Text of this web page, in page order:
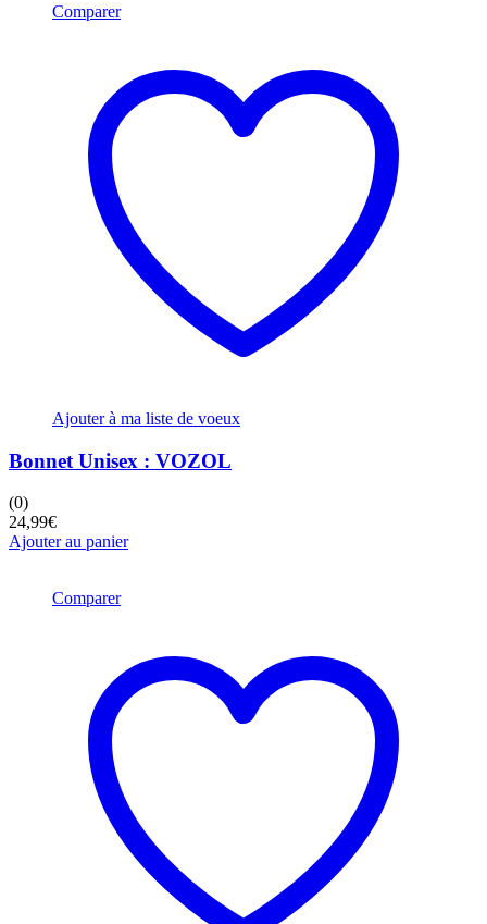
Comparer
Ajouter à ma liste de voeux
Bonnet Unisex : VOZOL
(0)
24,99€
Ajouter au panier
Comparer